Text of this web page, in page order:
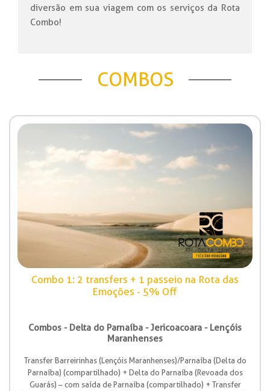
diversão em sua viagem com os serviços da Rota
Combo!
COMBOS
Combo 1: 2 transfers + 1 passeio na Rota das
Emoções - 5% Off
Combos - Delta do Parnaíba - Jericoacoara - Lençóis
Maranhenses
Transfer Barreirinhas (Lençóis Maranhenses)/Parnaíba (Delta do
Parnaíba) (compartilhado) + Delta do Parnaíba (Revoada dos
Guarás) – com saída de Parnaíba (compartilhado) + Transfer